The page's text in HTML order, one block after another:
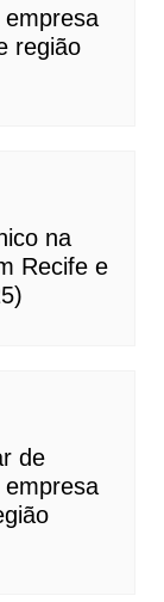
empresa
região
na
Recife e
de
empresa